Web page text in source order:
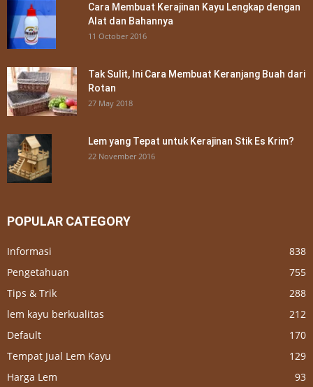
Cara Membuat Kerajinan Kayu Lengkap dengan
Alat dan Bahannya
11 October 2016
Tak Sulit, Ini Cara Membuat Keranjang Buah dari
Rotan
27 May 2018
Lem yang Tepat untuk Kerajinan Stik Es Krim?
22 November 2016
POPULAR CATEGORY
Informasi
838
Pengetahuan
755
Tips & Trik
288
lem kayu berkualitas
212
Default
170
Tempat Jual Lem Kayu
129
Harga Lem
93